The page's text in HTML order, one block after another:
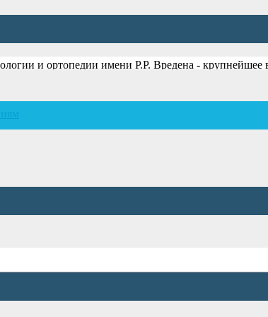
и ортопедии имени Р.Р. Вредена - крупнейшее
и 10 научных отделений.